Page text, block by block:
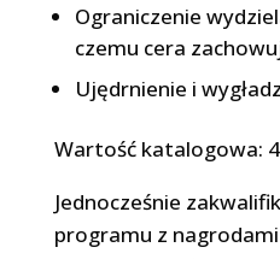
Ograniczenie
czemu cera
Ujędrnienie i
Wartość katalogowa:
Jednocześnie
programu z